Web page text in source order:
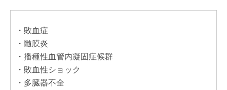
・敗血症
・髄膜炎
・播種性血管内凝固症候群
・敗血性ショック
・多臓器不全